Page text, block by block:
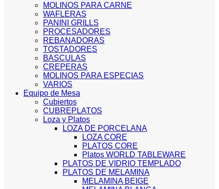
MOLINOS PARA CARNE
WAFLERAS
PANINI GRILLS
PROCESADORES
REBANADORAS
TOSTADORES
BASCULAS
CREPERAS
MOLINOS PARA ESPECIAS
VARIOS
Equipo de Mesa
Cubiertos
CUBREPLATOS
Loza y Platos
LOZA DE PORCELANA
LOZA CORE
PLATOS CORE
Platos WORLD TABLEWARE
PLATOS DE VIDRIO TEMPLADO
PLATOS DE MELAMINA
MELAMINA BEIGE